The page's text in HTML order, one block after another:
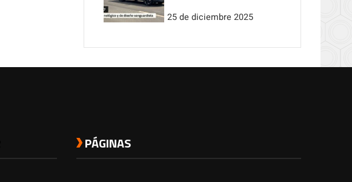
25 de diciembre 2025
PÁGINAS